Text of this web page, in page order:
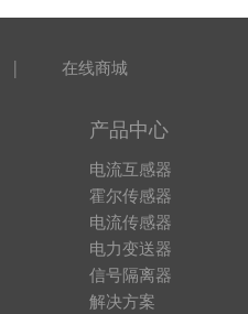
| 在线商城
产品中心
电流互感器
霍尔传感器
电流传感器
电力变送器
信号隔离器
解决方案